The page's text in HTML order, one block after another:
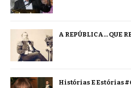
A REPÚBLICA… QUE
Histórias E Estórias